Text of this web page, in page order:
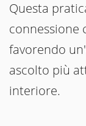
Questa
connessione
favorendo
ascolto più
interiore.